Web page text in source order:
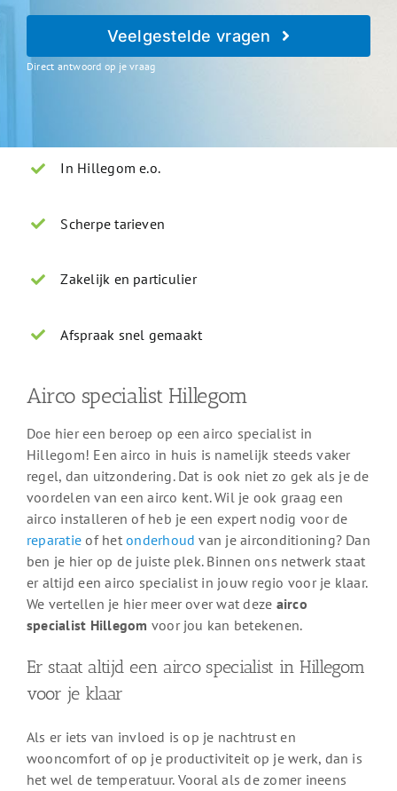
Veelgestelde vragen
Direct antwoord op je vraag
In Hillegom e.o.
Scherpe tarieven
Zakelijk en particulier
Afspraak snel gemaakt
Airco specialist Hillegom
Doe hier een beroep op een airco specialist in
Hillegom! Een airco in huis is namelijk steeds vaker
regel, dan uitzondering. Dat is ook niet zo gek als je de
voordelen van een airco kent. Wil je ook graag een
airco installeren of heb je een expert nodig voor de
reparatie of hetonderhoud van je airconditioning? Dan
ben je hier op de juiste plek. Binnen ons netwerk staat
er altijd een airco specialist in jouw regio voor je klaar.
We vertellen je hier meer over wat deze airco
specialist Hillegom voor jou kan betekenen.
Er staat altijd een airco specialist in Hillegom
voor je klaar
Als er iets van invloed is op je nachtrust en
wooncomfort of op je productiviteit op je werk, dan is
het wel de temperatuur. Vooral als de zomer ineens